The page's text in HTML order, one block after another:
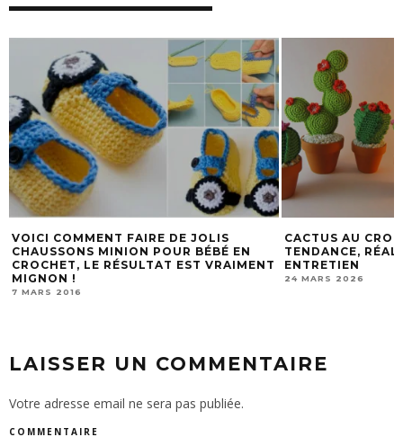
JOLIS
BÉBÉ EN
EST VRAIMENT
CACTUS AU CROCHET : LA DÉCO
TENDANCE, RÉALISTE ET SANS
ENTRETIEN
LAISSER UN COMMENTAIRE
Votre adresse email ne sera pas publiée.
COMMENTAIRE